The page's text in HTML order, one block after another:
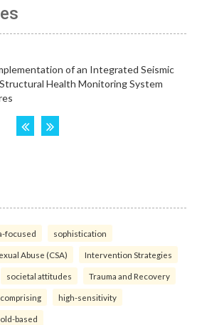
focused sophistication
Abuse (CSA) Intervention Strategies
societal attitudes Trauma and Recovery
high-sensitivity
based